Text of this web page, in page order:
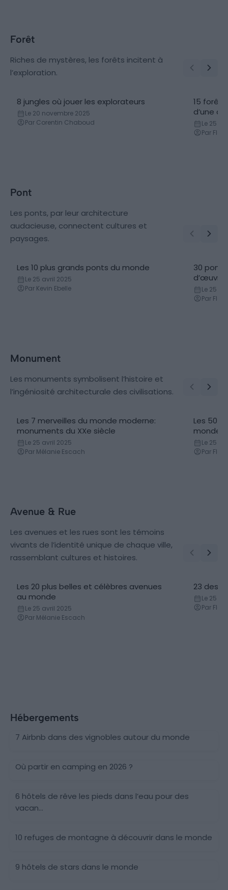
Forêt
Riches de mystères, les forêts incitent à
l’exploration.
8 jungles où jouer les explorateurs
Le 20 novembre 2025
Par Corentin Chaboud
15
d’une
Le 25
Par
Pont
Les ponts, par leur architecture
audacieuse, connectent cultures et
paysages.
Les 10 plus grands ponts du monde
Le 25 avril 2025
Par Kevin Ebelle
30
d’œuvre
Le 25
Par
Monument
Les monuments symbolisent l’histoire et
l’ingéniosité architecturale des civilisations.
Les 7 merveilles du monde moderne:
monuments du XXe siècle
Le 25 avril 2025
Par Mélanie Escach
Les 50
monde
Le 25
Par
Avenue & Rue
Les avenues et les rues sont les témoins
vivants de l’identité unique de chaque ville,
rassemblant cultures et histoires.
Les 20 plus belles et célèbres avenues
au monde
Le 25 avril 2025
Par Mélanie Escach
23 des
Le 25
Par
Hébergements
7 Airbnb dans des vignobles autour du monde
Où partir en camping en 2026 ?
6 hôtels de rêve les pieds dans l’eau pour des
vacan...
10 refuges de montagne à découvrir dans le monde
9 hôtels de stars dans le monde